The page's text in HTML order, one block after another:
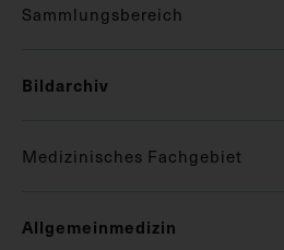
Sammlungsbereich
Bildarchiv
Medizinisches Fachgebiet
Allgemeinmedizin